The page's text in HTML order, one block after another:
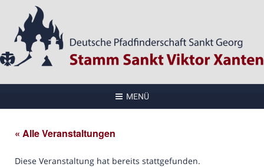
MENÜ
« Alle Veranstaltungen
Diese Veranstaltung hat bereits stattgefunden.